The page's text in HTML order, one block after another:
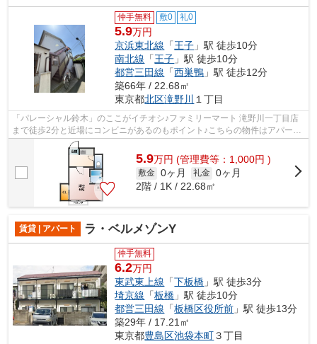
仲手無料 敷0 礼0
5.9万円
京浜東北線 「王子 」駅 徒歩10分
南北線 「王子 」駅 徒歩10分
都営三田線 「西巣鴨 」駅 徒歩12分
築66年 / 22.68㎡
東京都北区滝野川 １丁目
「パレーシャル鈴木」のここがイチオシ♪ファミリーマート 滝野川一丁目店
まで徒歩2分と近場にコンビニがあるのもポイント♪こちらの物件はアパート
です♪風通しの良い物件は利便性が高く...
5.9万円 (管理費等：1,000円 )
敷金 0ヶ月 礼金 0ヶ月
2階 / 1K / 22.68㎡
賃貸 | アパート ラ・ベルメゾンY
仲手無料
6.2万円
東武東上線 「下板橋 」駅 徒歩3分
埼京線 「板橋 」駅 徒歩10分
都営三田線 「板橋区役所前 」駅 徒歩13分
築29年 / 17.21㎡
東京都豊島区池袋本町３丁目